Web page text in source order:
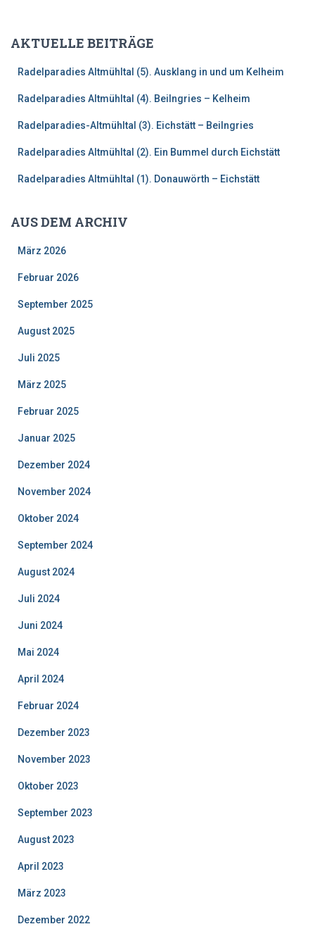
n
AKTUELLE BEITRÄGE
Radelparadies Altmühltal (5). Ausklang in und um Kelheim
Radelparadies Altmühltal (4). Beilngries – Kelheim
Radelparadies-Altmühltal (3). Eichstätt – Beilngries
Radelparadies Altmühltal (2). Ein Bummel durch Eichstätt
Radelparadies Altmühltal (1). Donauwörth – Eichstätt
AUS DEM ARCHIV
März 2026
Februar 2026
September 2025
August 2025
Juli 2025
März 2025
Februar 2025
Januar 2025
Dezember 2024
November 2024
Oktober 2024
September 2024
August 2024
Juli 2024
Juni 2024
Mai 2024
April 2024
Februar 2024
Dezember 2023
November 2023
Oktober 2023
September 2023
August 2023
April 2023
März 2023
Dezember 2022